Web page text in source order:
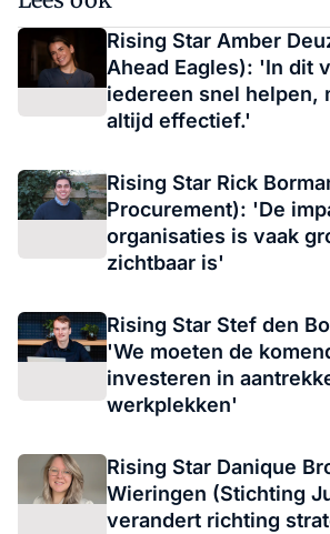
Rising Star Amber
Ahead Eagles): 'In dit
iedereen snel helpen,
altijd effectief.'
Rising Star Rick
Procurement): 'De
organisaties is vaak
zichtbaar is'
Rising Star Stef den
'We moeten de
investeren in
werkplekken'
Rising Star Danique
Wieringen (Stichting
verandert richting